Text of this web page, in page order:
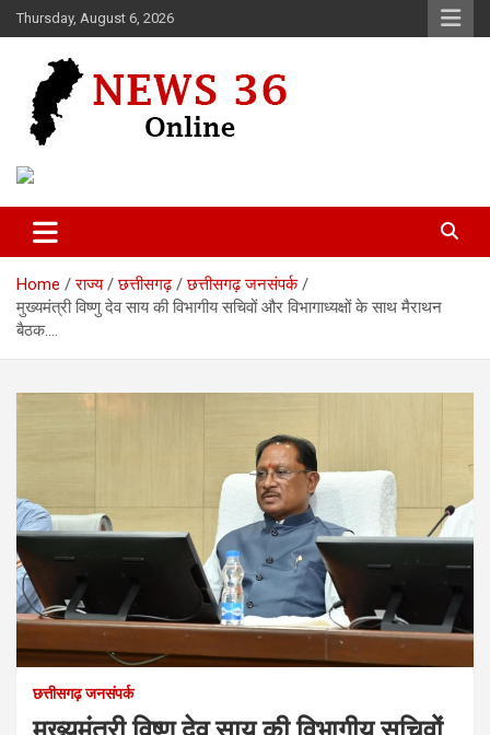
Skip
to
Thursday, August 6, 2026
News 36
Home राज्य छत्तीसगढ़
छत्तीसगढ़ जनसंपर्क
मुख्यमंत्री विष्णु देव साय की विभागीय सचिवों और विभागाध्यक्षों के साथ मैराथन
बैठक….
छत्तीसगढ़ जनसंपर्क